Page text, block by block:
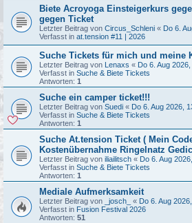
Biete Acroyoga Einsteigerkurs
gegen Ticket
Letzter Beitrag von Circus_Schleni « Do 6.
Verfasst in at.tension #11 | 2026
Suche Tickets für mich und meine
Letzter Beitrag von Lenaxs « Do 6. Aug
Verfasst in Suche & Biete Tickets
Antworten: 1
Suche ein camper ticket!!!
Letzter Beitrag von Suedi « Do 6. Aug 2026,
Verfasst in Suche & Biete Tickets
Antworten: 1
Suche At.tension Ticket ( Mein
Kostenübernahme Ringelnatz
Letzter Beitrag von iliailitsch « Do 6. Aug
Verfasst in Suche & Biete Tickets
Antworten: 1
Mediale Aufmerksamkeit
Letzter Beitrag von _josch_ « Do 6. Aug
Verfasst in Fusion Festival 2026
Antworten: 51